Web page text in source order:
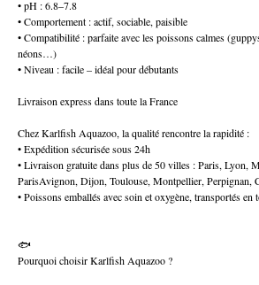
• pH : 6.8–7.8
• Comportement : actif, sociable, paisible
• Compatibilité : parfaite avec les poissons calmes
néons…)
• Niveau : facile – idéal pour débutants
Livraison express dans toute la France
Chez Karlfish Aquazoo, la qualité rencontre la rapidité :
• Expédition sécurisée sous 24h
• Livraison gratuite dans plus de 50 villes : Paris, Lyon,
ParisAvignon, Dijon, Toulouse, Montpellier, Perpignan,
• Poissons emballés avec soin et oxygène, transportés en
🐟
Pourquoi choisir Karlfish Aquazoo ?